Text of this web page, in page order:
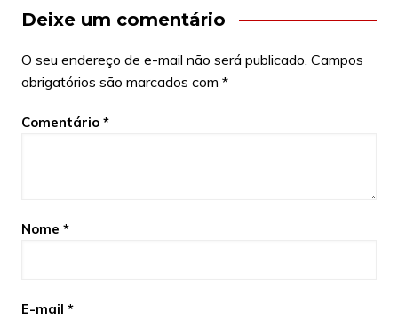
Deixe um comentário
O seu endereço de e-mail não será publicado. Campos
obrigatórios são marcados com *
Comentário *
Nome *
E-mail *